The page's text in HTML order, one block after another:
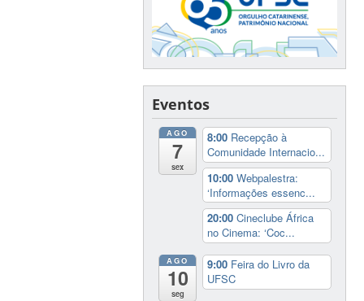
Eventos
AGO
7
sex
8:00 Recepção à
Comunidade Internacio...
10:00Webpalestra:
‘Informações essenc...
20:00Cineclube África
no Cinema: ‘Coc...
AGO
10
seg
9:00 Feira do Livro da
UFSC